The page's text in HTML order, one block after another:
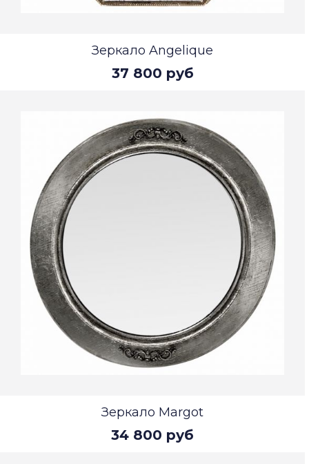
Зеркало Angelique
37 800 руб
Зеркало Margot
34 800 руб